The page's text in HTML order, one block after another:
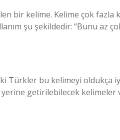
bir kelime. Kelime çok fazla
şu şekildedir: “Bunu az
Türkler bu kelimeyi oldukça
yerine getirilebilecek kelimeler